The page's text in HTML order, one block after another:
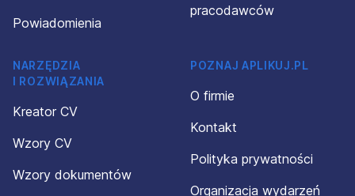
Powiadomienia
pracodawców
NARZĘDZIA
I ROZWIĄZANIA
Kreator CV
Wzory CV
Wzory dokumentów
POZNAJ APLIKUJ.PL
O firmie
Kontakt
Polityka prywatności
Organizacja wydarzeń